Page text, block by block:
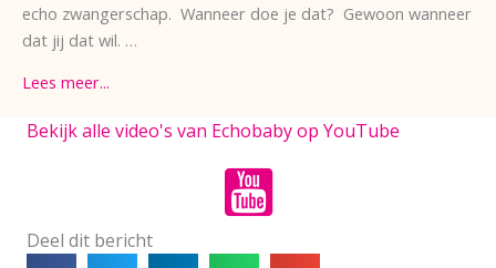
echo zwangerschap. Wanneer doe je dat? Gewoon wanneer
dat jij dat wil. …
Lees meer...
Bekijk alle video's van Echobaby op YouTube
Deel dit bericht